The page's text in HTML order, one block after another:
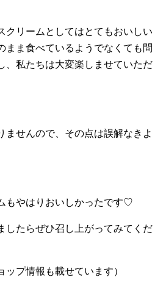
クリームとしてはとてもおいしい
まま食べているようでなくても問
、私たちは大変楽しませていただ
ませんので、その点は誤解なきよ
もやはりおいしかったです♡
したらぜひ召し上がってみてくだ
ップ情報も載せています）